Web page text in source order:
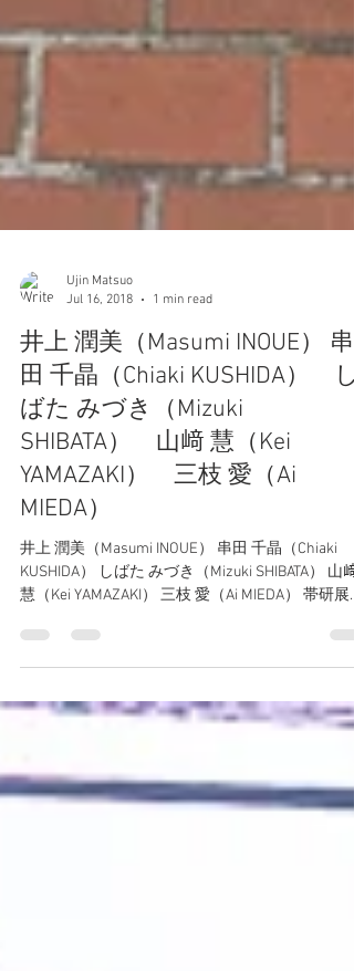
Ujin Matsuo
Jul 16, 2018
1 min read
井上 潤美（Masumi INOUE） 串
田 千晶（Chiaki KUSHIDA） し
ばた みづき（Mizuki
SHIBATA） 山﨑 慧（Kei
YAMAZAKI） 三枝 愛（Ai
MIEDA）
KUSHIDA） しばた みづき（Mizuki SHIBATA） 山﨑
慧（Kei YAMAZAKI） 三枝 愛（Ai MIEDA） 帯研展覧